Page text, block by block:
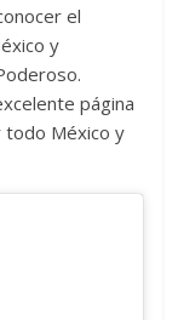
el
y
página
todo México y